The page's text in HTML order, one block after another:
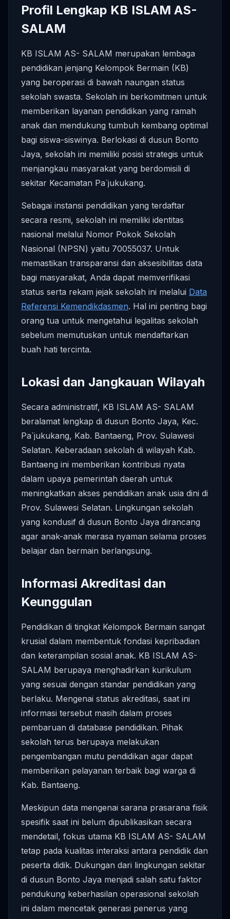
Profil Lengkap KB ISLAM AS-
SALAM
KB ISLAM AS- SALAM merupakan lembaga
pendidikan jenjang Kelompok Bermain (KB)
yang beroperasi di bawah naungan status
sekolah swasta. Sekolah ini berkomitmen untuk
memberikan layanan pendidikan yang ramah
anak dan mendukung tumbuh kembang optimal
bagi siswa-siswinya. Berlokasi di dusun Bonto
Jaya, sekolah ini memiliki posisi strategis untuk
menjangkau masyarakat yang berdomisili di
sekitar Kecamatan Pa`jukukang.
Sebagai instansi pendidikan yang terdaftar
secara resmi, sekolah ini memiliki identitas
nasional melalui Nomor Pokok Sekolah
Nasional (NPSN) yaitu 70055037. Untuk
memastikan transparansi dan aksesibilitas data
bagi masyarakat, Anda dapat memverifikasi
status serta rekam jejak sekolah ini melalui Data
Referensi Kemendikdasmen. Hal ini penting bagi
orang tua untuk mengetahui legalitas sekolah
sebelum memutuskan untuk mendaftarkan
buah hati tercinta.
Lokasi dan Jangkauan Wilayah
Secara administratif, KB ISLAM AS- SALAM
beralamat lengkap di dusun Bonto Jaya, Kec.
Pa`jukukang, Kab. Bantaeng, Prov. Sulawesi
Selatan. Keberadaan sekolah di wilayah Kab.
Bantaeng ini memberikan kontribusi nyata
dalam upaya pemerintah daerah untuk
meningkatkan akses pendidikan anak usia dini di
Prov. Sulawesi Selatan. Lingkungan sekolah
yang kondusif di dusun Bonto Jaya dirancang
agar anak-anak merasa nyaman selama proses
belajar dan bermain berlangsung.
Informasi Akreditasi dan
Keunggulan
Pendidikan di tingkat Kelompok Bermain sangat
krusial dalam membentuk fondasi kepribadian
dan keterampilan sosial anak. KB ISLAM AS-
SALAM berupaya menghadirkan kurikulum
yang sesuai dengan standar pendidikan yang
berlaku. Mengenai status akreditasi, saat ini
informasi tersebut masih dalam proses
pembaruan di database pendidikan. Pihak
sekolah terus berupaya melakukan
pengembangan mutu pendidikan agar dapat
memberikan pelayanan terbaik bagi warga di
Kab. Bantaeng.
Meskipun data mengenai sarana prasarana fisik
spesifik saat ini belum dipublikasikan secara
mendetail, fokus utama KB ISLAM AS- SALAM
tetap pada kualitas interaksi antara pendidik dan
peserta didik. Dukungan dari lingkungan sekitar
di dusun Bonto Jaya menjadi salah satu faktor
pendukung keberhasilan operasional sekolah
ini dalam mencetak generasi penerus yang